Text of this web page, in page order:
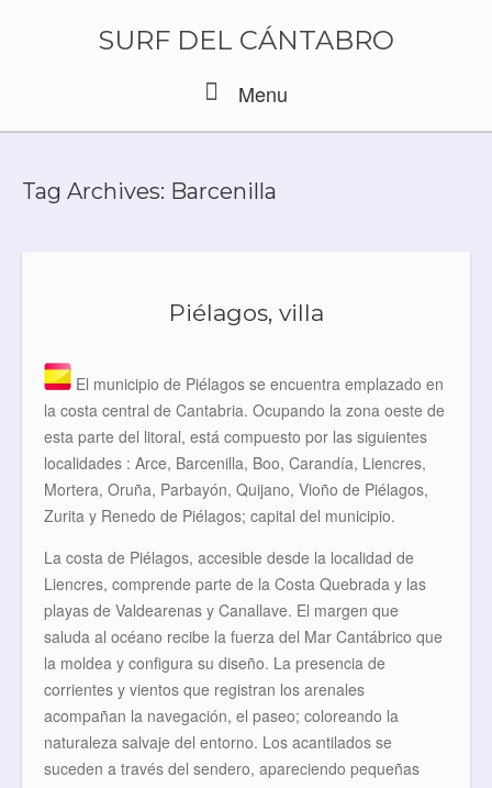
SURF DEL CÁNTABRO
Menu
Tag Archives: Barcenilla
Piélagos, villa
El municipio de Piélagos se encuentra emplazado en
la costa central de Cantabria. Ocupando la zona oeste de
esta parte del litoral, está compuesto por las siguientes
localidades : Arce, Barcenilla, Boo, Carandía, Liencres,
Mortera, Oruña, Parbayón, Quijano, Vioño de Piélagos,
Zurita y Renedo de Piélagos; capital del municipio.
La costa de Piélagos, accesible desde la localidad de
Liencres, comprende parte de la Costa Quebrada y las
playas de Valdearenas y Canallave. El margen que
saluda al océano recibe la fuerza del Mar Cantábrico que
la moldea y configura su diseño. La presencia de
corrientes y vientos que registran los arenales
acompañan la navegación, el paseo; coloreando la
naturaleza salvaje del entorno. Los acantilados se
suceden a través del sendero, apareciendo pequeñas